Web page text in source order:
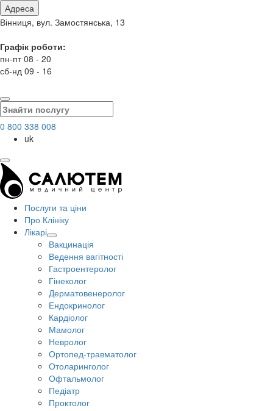
Адреса
Вінниця, вул. Замостянська, 13
Графік роботи:
пн-пт 08 - 20
сб-нд 09 - 16
0 800 338 008
uk
Послуги та ціни
Про Клініку
Лікарі
Вакцинація
Ведення вагітності
Гастроентеролог
Гінеколог
Дерматовенеролог
Ендокринолог
Кардіолог
Мамолог
Невролог
Ортопед-травматолог
Отоларинголог
Офтальмолог
Педіатр
Проктолог